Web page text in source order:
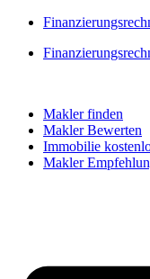
Skip
content
Makler finden
Makler Bewerten
Immobilie
Makler